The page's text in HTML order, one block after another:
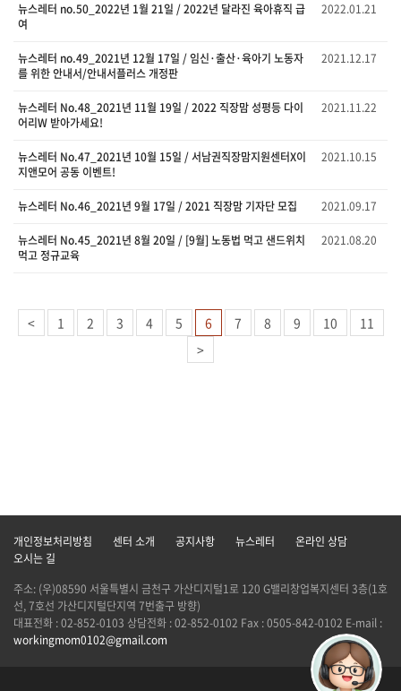
뉴스레터 no.50_2022년 1월 21일 / 2022년 달라진 육아휴직 급
여
2022.01.21
뉴스레터 no.49_2021년 12월 17일 / 임신·출산·육아기 노동자
를 위한 안내서/안내서플러스 개정판
2021.12.17
뉴스레터 No.48_2021년 11월 19일 / 2022 직장맘 성평등 다이
어리W 받아가세요!
2021.11.22
뉴스레터 No.47_2021년 10월 15일 / 서남권직장맘지원센터X이
지앤모어 공동 이벤트!
2021.10.15
뉴스레터 No.46_2021년 9월 17일 / 2021 직장맘 기자단 모집 2021.09.17
뉴스레터 No.45_2021년 8월 20일 / [9월] 노동법 먹고 샌드위치
먹고 정규교육
2021.08.20
< 1 2 3 4 5 6 7 8 9 10
11
>
개인정보처리방침 센터 소개 공지사항 뉴스레터
온라인 상담
오시는 길
주소: (우)08590 서울특별시 금천구 가산디지털1로 120 G밸리창업복지센터 3층(1호
선, 7호선 가산디지털단지역 7번출구 방향)
대표전화 : 02-852-0103 상담전화 : 02-852-0102 Fax : 0505-842-0102 E-mail :
workingmom0102@gmail.com